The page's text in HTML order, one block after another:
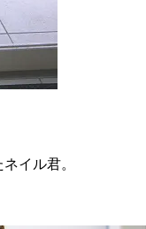
イル君。